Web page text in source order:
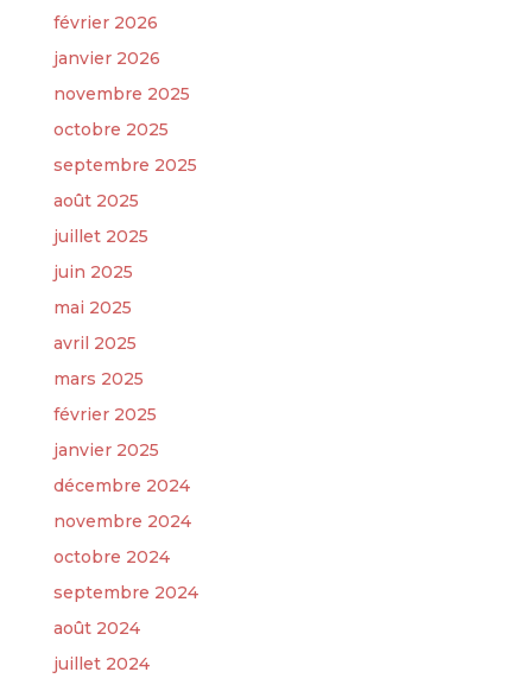
février 2026
janvier 2026
novembre 2025
octobre 2025
septembre 2025
août 2025
juillet 2025
juin 2025
mai 2025
avril 2025
mars 2025
février 2025
janvier 2025
décembre 2024
novembre 2024
octobre 2024
septembre 2024
août 2024
juillet 2024